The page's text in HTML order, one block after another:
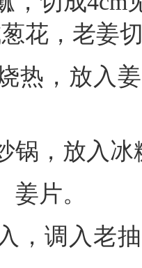
花，老姜
热，放入
锅，放入
姜片。
，调入老